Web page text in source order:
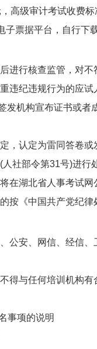
高级审计考试收费
票据平台，自行下
进行核查监管，对
违纪违规行为的应
发机构宣布证书或
，认定为雷同答卷
社部令第31号)进
在湖北省人事考试
按《中国共产党纪律
公安、网信、经信
得与任何培训机构有
事项的说明